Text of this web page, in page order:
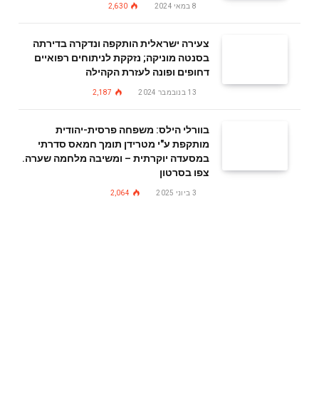
8 במאי 2024 2,630
צעירה ישראלית הותקפה ונדקרה בדירתה
בסנטה מוניקה; נזקקת לניתוחים רפואיים
דחופים ופונה לעזרת הקהילה
13 בנובמבר 2024 2,187
בוורלי הילס: משפחה פרסית-יהודית
מותקפת ע"י מטרידן תומך חמאס סדרתי
במסעדה יוקרתית – ומשיבה מלחמה שערה.
צפו בסרטון
3 ביוני 2025 2,064